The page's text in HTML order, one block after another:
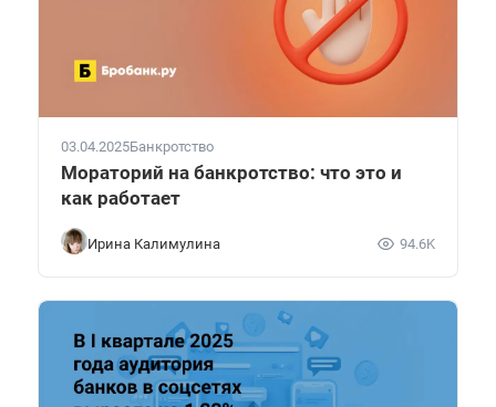
03.04.2025Банкротство
Мораторий на банкротство: что это и
как работает
Ирина Калимулина 94.6K